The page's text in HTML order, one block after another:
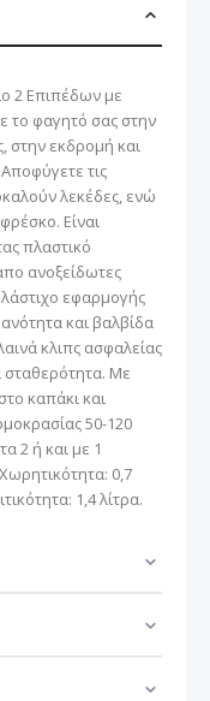
2 Επιπέδων με
το φαγητό σας στην
στην εκδρομή και
τις
λεκέδες, ενώ
Είναι
πλαστικό
ανοξείδωτες
λάστιχο εφαρμογής
και βαλβίδα
κλιπς ασφαλείας
σταθερότητα. Με
καπάκι και
50-120
2 ή και με 1
0,7
1,4 λίτρα.